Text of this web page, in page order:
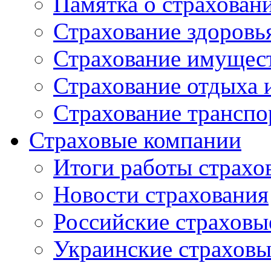
Страхование
Страхование
Страхование отдыха
Cтрахование
Страховые компании
Итоги работы
Новости страхования
Российские
Украинские